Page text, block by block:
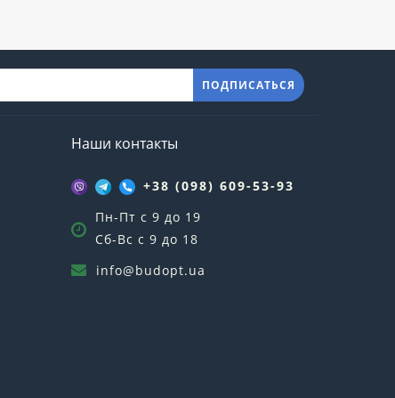
ПОДПИСАТЬСЯ
Наши контакты
+38 (098) 609-53-93
Пн-Пт с 9 до 19
Сб-Вс с 9 до 18
info@budopt.ua